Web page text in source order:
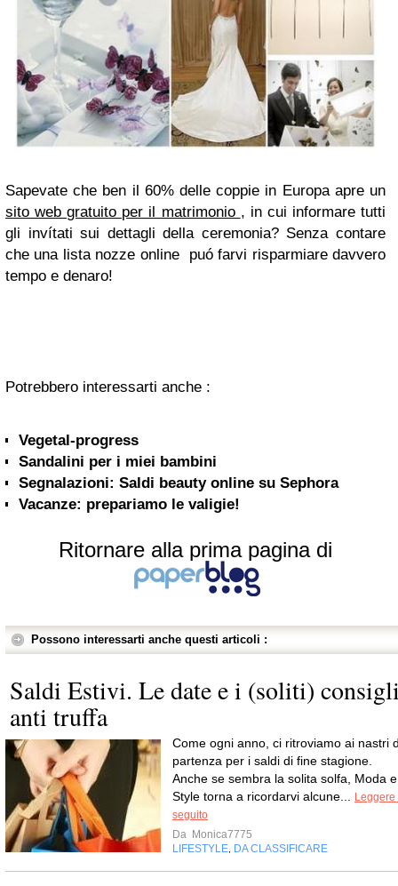
Sapevate che ben il 60% delle coppie in Europa apre un
sito web gratuito per il matrimonio , in cui informare tutti
gli invítati sui dettagli della ceremonia? Senza contare
che una lista nozze online puó farvi risparmiare davvero
tempo e denaro!
Potrebbero interessarti anche :
Vegetal-progress
Sandalini per i miei bambini
Segnalazioni: Saldi beauty online su Sephora
Vacanze: prepariamo le valigie!
Ritornare alla prima pagina di
Possono interessarti anche questi articoli :
Saldi Estivi. Le date e i (soliti)
anti truffa
Come ogni anno, ci ritroviamo ai nastri
partenza per i saldi di fine stagione.
Anche se sembra la solita solfa, Moda e
Style torna a ricordarvi alcune...
Leggere
seguito
Da Monica7775
LIFESTYLE DA CLASSIFICARE